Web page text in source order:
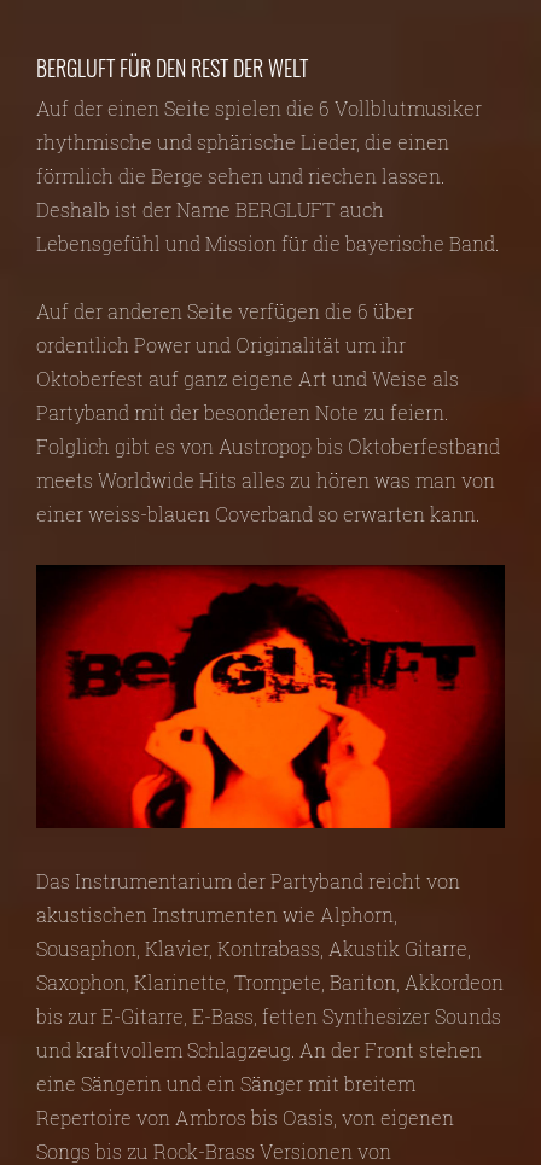
BERGLUFT FÜR DEN REST DER WELT
Auf der einen Seite spielen die 6 Vollblutmusiker
rhythmische und sphärische Lieder, die einen
förmlich die Berge sehen und riechen lassen.
Deshalb ist der Name BERGLUFT auch
Lebensgefühl und Mission für die bayerische Band.
Auf der anderen Seite verfügen die 6 über
ordentlich Power und Originalität um ihr
Oktoberfest auf ganz eigene Art und Weise als
Partyband mit der besonderen Note zu feiern.
Folglich gibt es von Austropop bis Oktoberfestband
meets Worldwide Hits alles zu hören was man von
einer weiss-blauen Coverband so erwarten kann.
Das Instrumentarium der Partyband reicht von
akustischen Instrumenten wie Alphorn,
Sousaphon, Klavier, Kontrabass, Akustik Gitarre,
Saxophon, Klarinette, Trompete, Bariton, Akkordeon
bis zur E-Gitarre, E-Bass, fetten Synthesizer Sounds
und kraftvollem Schlagzeug. An der Front stehen
eine Sängerin und ein Sänger mit breitem
Repertoire von Ambros bis Oasis, von eigenen
Songs bis zu Rock-Brass Versionen von